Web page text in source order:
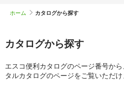
ホーム カタログから探す
カタログから探す
エスコ便利カタログのページ番号か
タルカタログのページをご覧いただけ